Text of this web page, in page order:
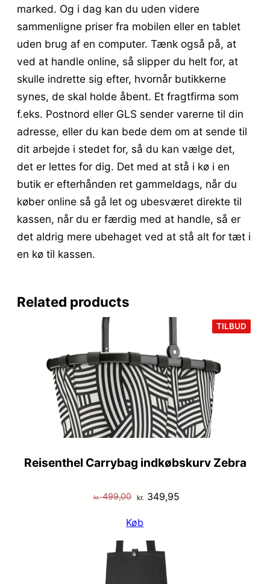
marked. Og i dag kan du uden videre
sammenligne priser fra mobilen eller en tablet
uden brug af en computer. Tænk også på, at
ved at handle online, så slipper du helt for, at
skulle indrette sig efter, hvornår butikkerne
synes, de skal holde åbent. Et fragtfirma som
f.eks. Postnord eller GLS sender varerne til din
adresse, eller du kan bede dem om at sende til
dit arbejde i stedet for, så du kan vælge det,
det er lettes for dig. Det med at stå i kø i en
butik er efterhånden ret gammeldags, når du
køber online så gå let og ubesværet direkte til
kassen, når du er færdig med at handle, så er
det aldrig mere ubehaget ved at stå alt for tæt i
en kø til kassen.
Related products
TILBUD
PÅ
Reisenthel Carrybag indkøbskurv Zebra
kr.499,00 Den
pris
var:
kr. 499,00.
kr. 349,95Den
Køb